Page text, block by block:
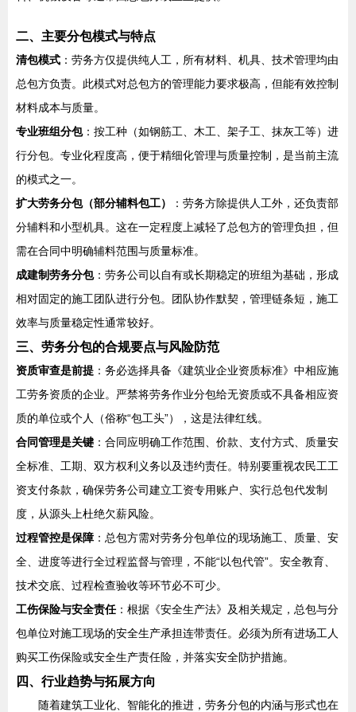
二、主要分包模式与特点
清包模式 ：劳务方仅提供纯人工，所有材料、机具、技术管理均由
总包方负责。此模式对总包方的管理能力要求极高，但能有效控制
材料成本与质量。
专业班组分包：按工种（如钢筋工、木工、架子工、抹灰工等）进
行分包。专业化程度高，便于精细化管理与质量控制，是当前主流
的模式之一。
扩大劳务分包（部分辅料包工）
：劳务方除提供人工外，还负责部
分辅料和小型机具。这在一定程度上减轻了总包方的管理负担，但
需在合同中明确辅料范围与质量标准。
成建制劳务分包：劳务公司以自有或长期稳定的班组为基础，形成
相对固定的施工团队进行分包。团队协作默契，管理链条短，施工
效率与质量稳定性通常较好。
三、劳务分包的合规要点与风险防范
资质审查是前提 ：务必选择具备《建筑业企业资质标准》中相应施
工劳务资质的企业。严禁将劳务作业分包给无资质或不具备相应资
质的单位或个人（俗称“包工头”），这是法律红线。
合同管理是关键 ：合同应明确工作范围、价款、支付方式、质量安
全标准、工期、双方权利义务以及违约责任。特别要重视农民工工
资支付条款，确保劳务公司建立工资专用账户、实行总包代发制
度，从源头上杜绝欠薪风险。
过程管控是保障 ：总包方需对劳务分包单位的现场施工、质量、安
全、进度等进行全过程监督与管理，不能“以包代管”。安全教育、
技术交底、过程检查验收等环节必不可少。
工伤保险与安全责任：根据《安全生产法》及相关规定，总包与分
包单位对施工现场的安全生产承担连带责任。必须为所有进场工人
购买工伤保险或安全生产责任险，并落实安全防护措施。
四、行业趋势与拓展方向
随着建筑工业化、智能化的推进，劳务分包的内涵与形式也在